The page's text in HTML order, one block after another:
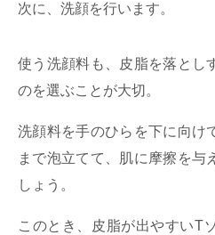
次に、洗顔を行います。
使う洗顔料も、皮脂を落とし
のを選ぶことが大切。
洗顔料を手のひらを下に向け
まで泡立てて、肌に摩擦を与
しょう。
このとき、皮脂が出やすいT